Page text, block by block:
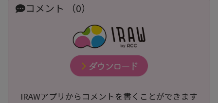
コメント （0）
IRAWアプリからコメントを書くことができます